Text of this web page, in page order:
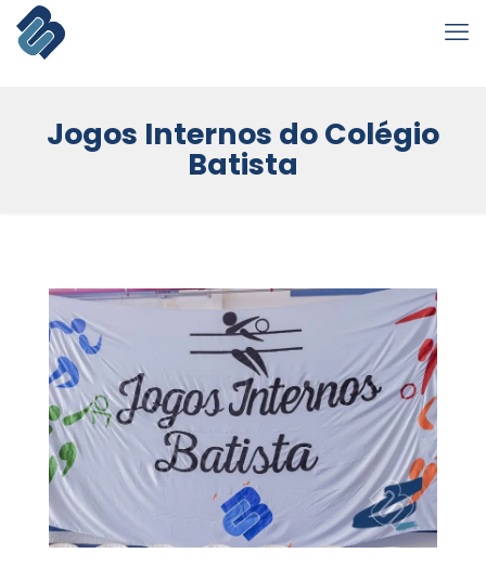
Jogos Internos do Colégio
Batista